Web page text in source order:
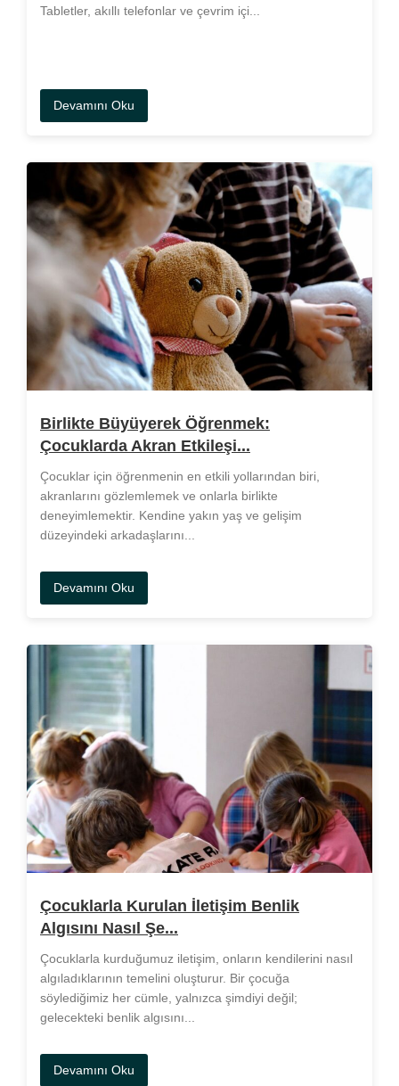
Tabletler, akıllı telefonlar ve çevrim içi...
Devamını Oku
Birlikte Büyüyerek Öğrenmek:
Çocuklarda Akran Etkileşi...
Çocuklar için öğrenmenin en etkili yollarından biri,
akranlarını gözlemlemek ve onlarla birlikte
deneyimlemektir. Kendine yakın yaş ve gelişim
düzeyindeki arkadaşlarını...
Devamını Oku
Çocuklarla Kurulan İletişim Benlik
Algısını Nasıl Şe...
Çocuklarla kurduğumuz iletişim, onların kendilerini nasıl
algıladıklarının temelini oluşturur. Bir çocuğa
söylediğimiz her cümle, yalnızca şimdiyi değil;
gelecekteki benlik algısını...
Devamını Oku